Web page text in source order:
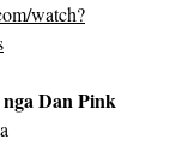
watch?
Dan Pink